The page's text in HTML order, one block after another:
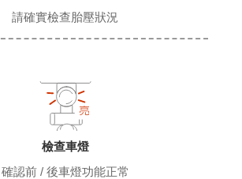
請確實檢查胎壓狀況
檢查車燈
確認前 / 後車燈功能正常